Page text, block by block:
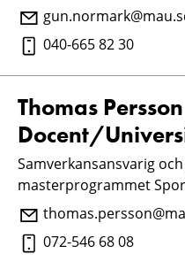
040-665 82 30
Thomas
Docent/
Samverkansansvarig
masterprogrammet
072-546 68 08